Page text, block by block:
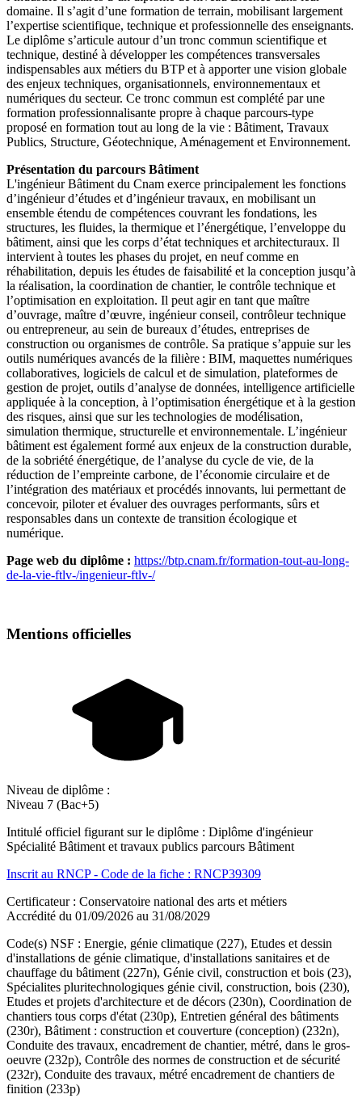
domaine. Il s’agit d’une formation de terrain, mobilisant largement
l’expertise scientifique, technique et professionnelle des enseignants.
Le diplôme s’articule autour d’un tronc commun scientifique et
technique, destiné à développer les compétences transversales
indispensables aux métiers du BTP et à apporter une vision globale
des enjeux techniques, organisationnels, environnementaux et
numériques du secteur. Ce tronc commun est complété par une
formation professionnalisante propre à chaque parcours-type
proposé en formation tout au long de la vie : Bâtiment, Travaux
Publics, Structure, Géotechnique, Aménagement et Environnement.
Présentation du parcours Bâtiment
L'ingénieur Bâtiment du Cnam exerce principalement les fonctions
d’ingénieur d’études et d’ingénieur travaux, en mobilisant un
ensemble étendu de compétences couvrant les fondations, les
structures, les fluides, la thermique et l’énergétique, l’enveloppe du
bâtiment, ainsi que les corps d’état techniques et architecturaux. Il
intervient à toutes les phases du projet, en neuf comme en
réhabilitation, depuis les études de faisabilité et la conception jusqu’à
la réalisation, la coordination de chantier, le contrôle technique et
l’optimisation en exploitation. Il peut agir en tant que maître
d’ouvrage, maître d’œuvre, ingénieur conseil, contrôleur technique
ou entrepreneur, au sein de bureaux d’études, entreprises de
construction ou organismes de contrôle. Sa pratique s’appuie sur les
outils numériques avancés de la filière : BIM, maquettes numériques
collaboratives, logiciels de calcul et de simulation, plateformes de
gestion de projet, outils d’analyse de données, intelligence artificielle
appliquée à la conception, à l’optimisation énergétique et à la gestion
des risques, ainsi que sur les technologies de modélisation,
simulation thermique, structurelle et environnementale. L’ingénieur
bâtiment est également formé aux enjeux de la construction durable,
de la sobriété énergétique, de l’analyse du cycle de vie, de la
réduction de l’empreinte carbone, de l’économie circulaire et de
l’intégration des matériaux et procédés innovants, lui permettant de
concevoir, piloter et évaluer des ouvrages performants, sûrs et
responsables dans un contexte de transition écologique et
numérique.
Page web du diplôme : https://btp.cnam.fr/formation-tout-au-long-
de-la-vie-ftlv-/ingenieur-ftlv-/
Mentions officielles
Niveau de diplôme :
Niveau 7 (Bac+5)
Intitulé officiel figurant sur le diplôme : Diplôme d'ingénieur
Spécialité Bâtiment et travaux publics parcours Bâtiment
Inscrit au RNCP - Code de la fiche : RNCP39309
Certificateur : Conservatoire national des arts et métiers
Accrédité du 01/09/2026 au 31/08/2029
Code(s) NSF : Energie, génie climatique (227), Etudes et dessin
d'installations de génie climatique, d'installations sanitaires et de
chauffage du bâtiment (227n), Génie civil, construction et bois (23),
Spécialites pluritechnologiques génie civil, construction, bois (230),
Etudes et projets d'architecture et de décors (230n), Coordination de
chantiers tous corps d'état (230p), Entretien général des bâtiments
(230r), Bâtiment : construction et couverture (conception) (232n),
Conduite des travaux, encadrement de chantier, métré, dans le gros-
oeuvre (232p), Contrôle des normes de construction et de sécurité
(232r), Conduite des travaux, métré encadrement de chantiers de
finition (233p)